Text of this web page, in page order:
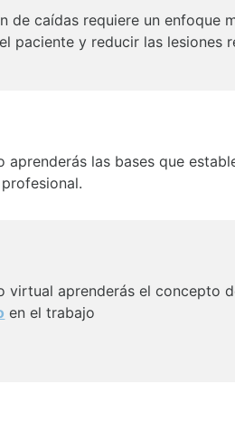
de caídas requiere un enfoque
paciente y reducir las lesiones
aprenderás las bases que
virtual aprenderás el concepto
en el trabajo